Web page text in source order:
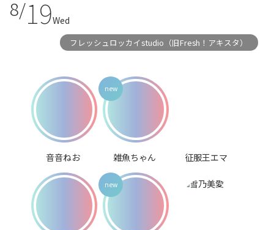
8/19Wed
フレッシュロッカイstudio（旧Fresh！アキスタ）
音音ねお 雑魚ちゃん 征服王エマ